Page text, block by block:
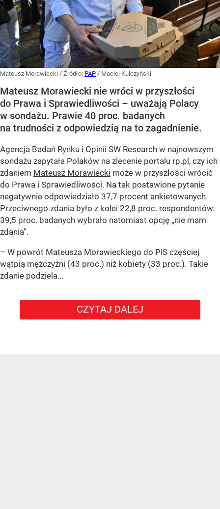
Mateusz Morawiecki / Źródło: PAP / Maciej Kulczyński
Mateusz Morawiecki nie wróci w przyszłości
do Prawa i Sprawiedliwości – uważają Polacy
w sondażu. Prawie 40 proc. badanych
na trudności z odpowiedzią na to zagadnienie.
Agencja Badań Rynku i Opinii SW Research w najnowszym
sondażu zapytała Polaków na zlecenie portalu rp.pl, czy ich
zdaniem Mateusz Morawiecki może w przyszłości wrócić
do Prawa i Sprawiedliwości. Na tak postawione pytanie
negatywnie odpowiedziało 37,7 procent ankietowanych.
Przeciwnego zdania było z kolei 22,8 proc. respondentów.
39,5 proc. badanych wybrało natomiast opcję „nie mam
zdania”.
– W powrót Mateusza Morawieckiego do PiS częściej
wątpią mężczyźni (43 proc.) niż kobiety (33 proc.). Takie
zdanie podziela...
CZYTAJ DALEJ